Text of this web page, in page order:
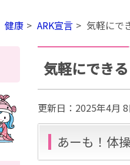
健康 ARK宣言 気軽にで
気軽にでき
更新日： 2025年4月 8
あーも！体